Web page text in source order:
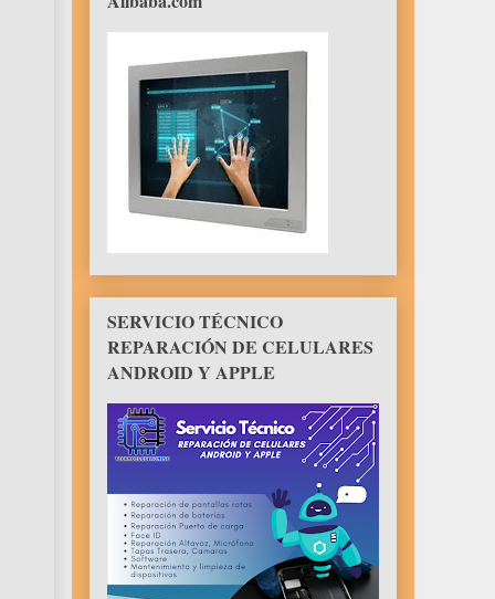
SERVICIO TÉCNICO
REPARACIÓN DE CELULARES
ANDROID Y APPLE